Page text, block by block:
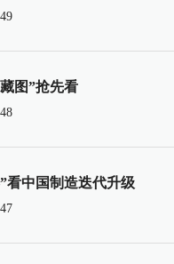
图”抢先看
看中国制造迭代升级